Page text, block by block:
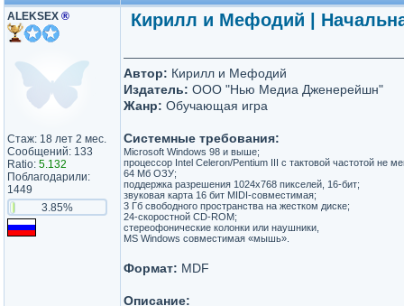
ALEKSEX ®
Стаж: 18 лет 2 мес.
Сообщений: 133
Ratio: 5.132
Поблагодарили:
1449
3.85%
Кирилл и Мефодий |
Автор: Кирилл и Мефодий
Издатель: ООО "Нью Медиа Дженерейшн"
Жанр: Обучающая игра
Системные требования:
Microsoft Windows 98 и выше;
процессор Intel Celeron/Pentium III c тактовой частотой не
64 Мб ОЗУ;
поддержка разрешения 1024х768 пикселей, 16-бит;
звуковая карта 16 бит MIDI-совместимая;
3 Гб свободного пространства на жестком диске;
24-скоростной CD-ROM;
стереофонические колонки или наушники,
MS Windows совместимая «мышь».
Формат: MDF
Описание: